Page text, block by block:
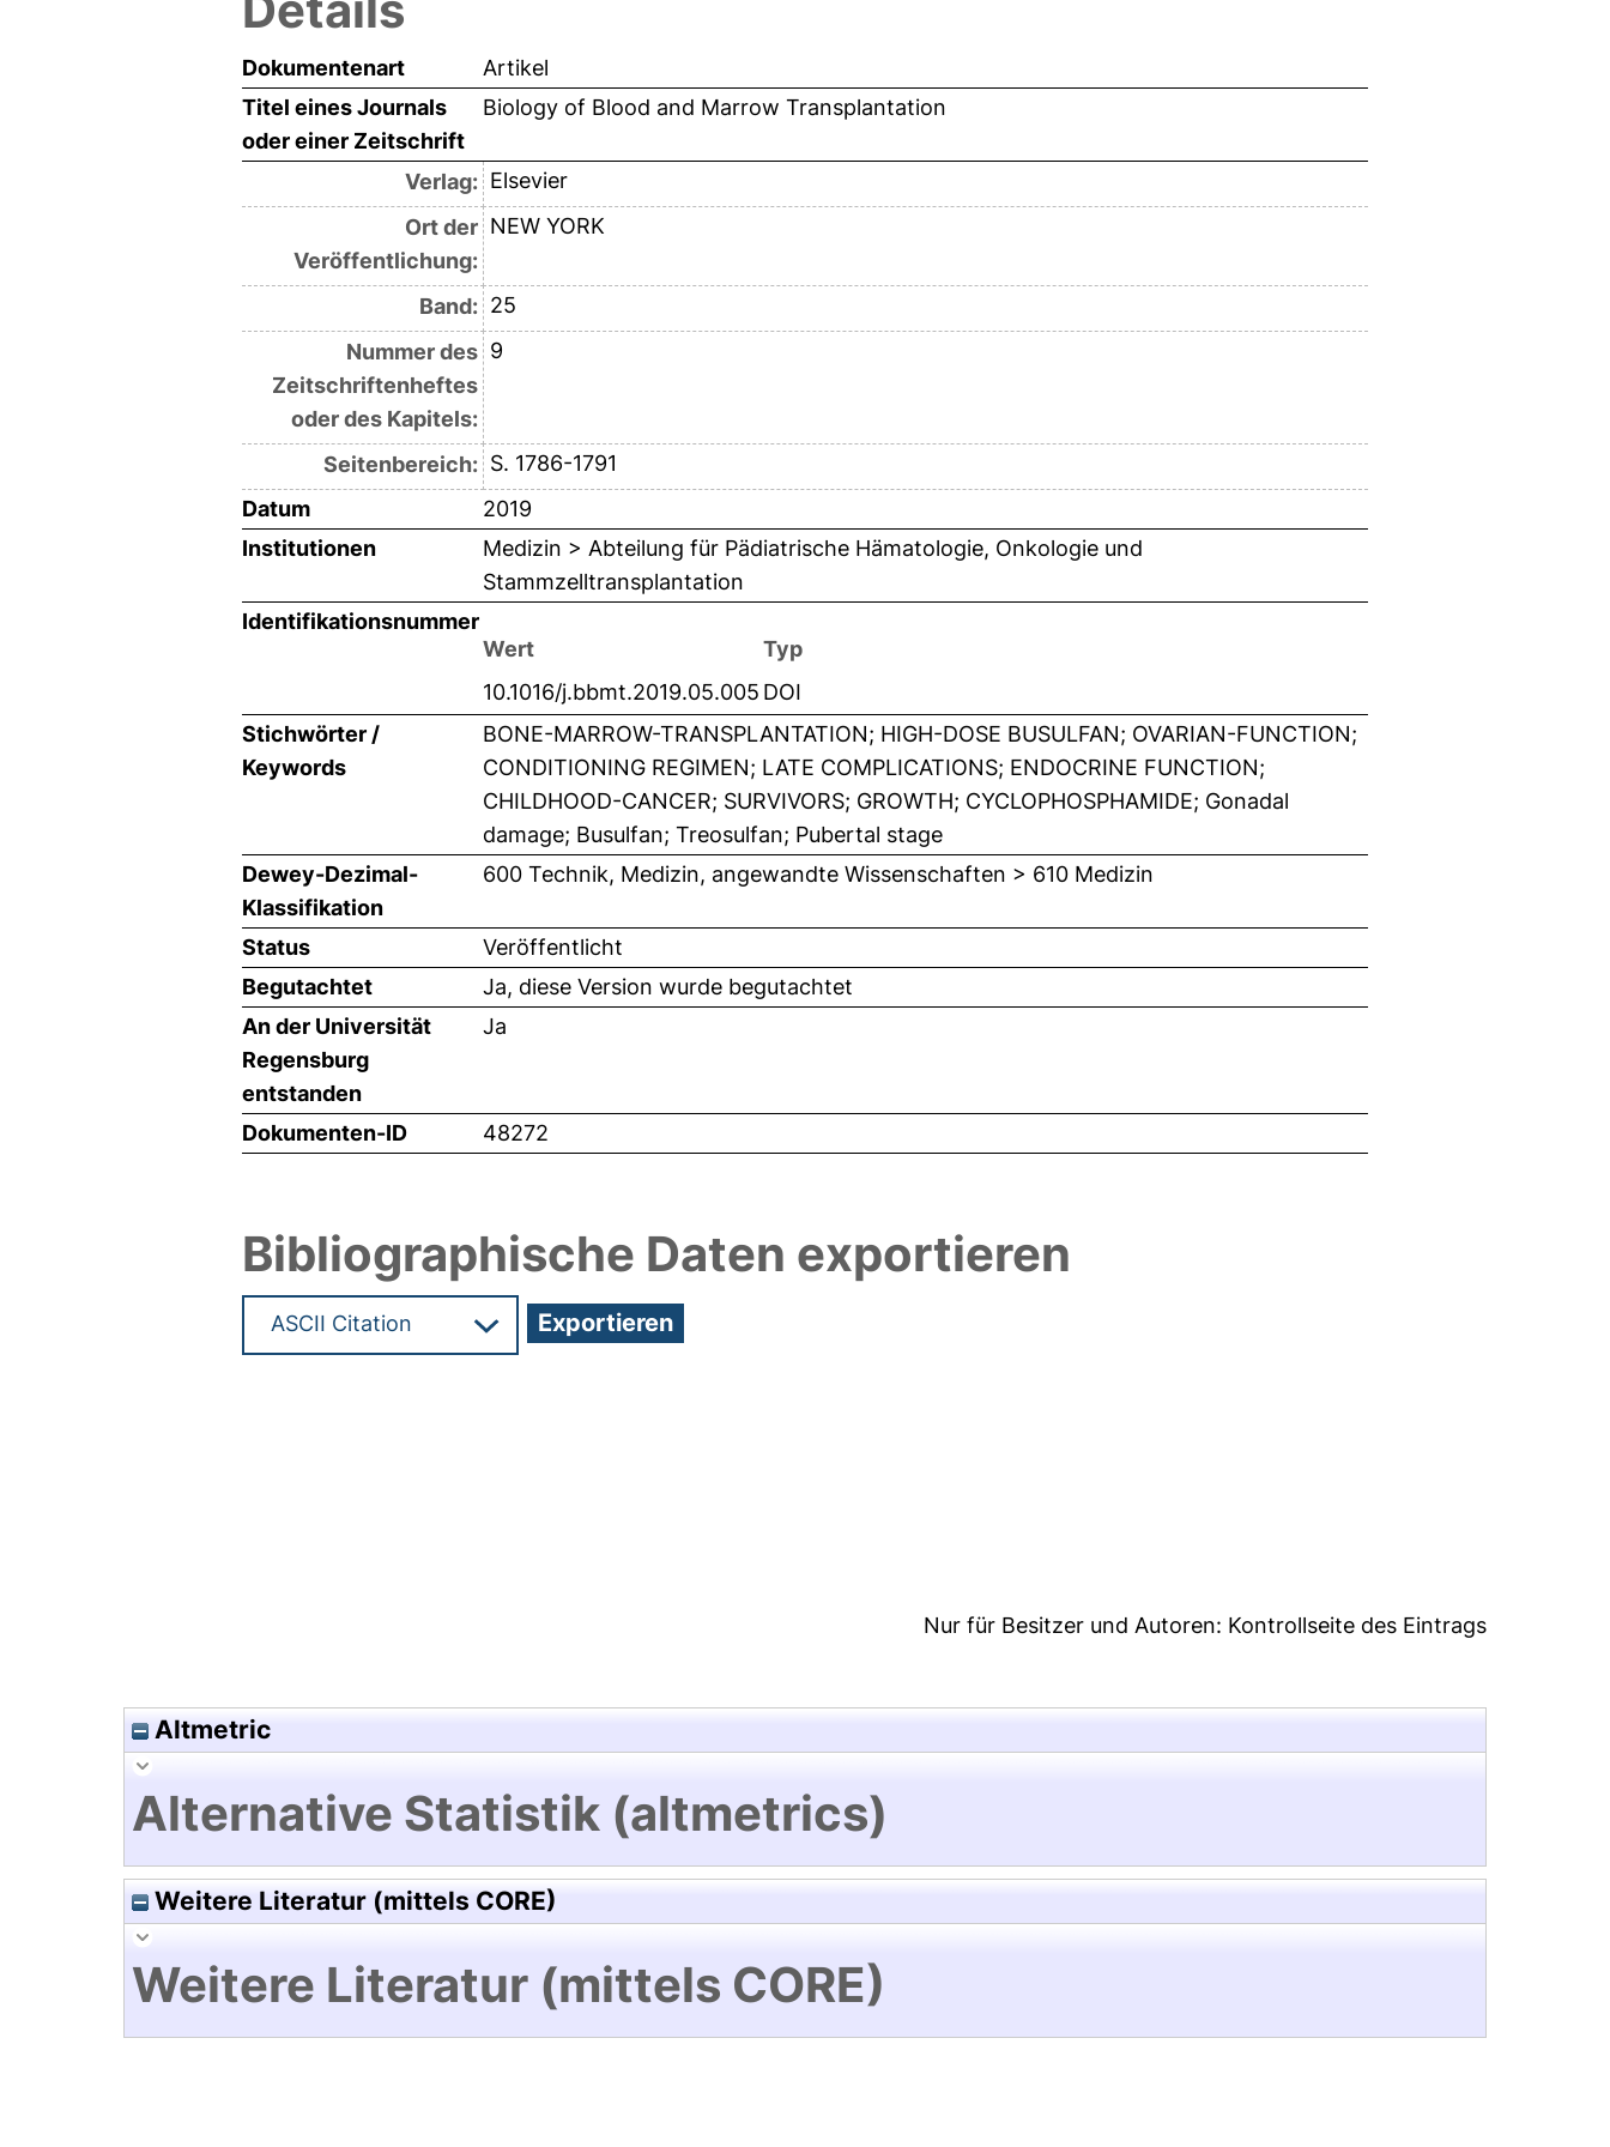
Dokumentenart
Artikel
Titel eines Journals
oder einer Zeitschrift
Biology of Blood and Marrow Transplantation
Verlag: Elsevier
Ort der
Veröffentlichung:
NEW YORK
Band: 25
Nummer des
Zeitschriftenheftes
oder des Kapitels:
9
Seitenbereich: S. 1786-1791
Datum
2019
Institutionen
Medizin > Abteilung für Pädiatrische Hämatologie, Onkologie und
Stammzelltransplantation
Identifikationsnummer
Wert
Typ
10.1016/j.bbmt.2019.05.005 DOI
Stichwörter /
Keywords
BONE-MARROW-TRANSPLANTATION; HIGH-DOSE BUSULFAN; OVARIAN-FUNCTION;
CONDITIONING REGIMEN; LATE COMPLICATIONS; ENDOCRINE FUNCTION;
CHILDHOOD-CANCER; SURVIVORS; GROWTH; CYCLOPHOSPHAMIDE; Gonadal
damage; Busulfan; Treosulfan; Pubertal stage
Dewey-Dezimal-
Klassifikation
600 Technik, Medizin, angewandte Wissenschaften > 610 Medizin
Status
Veröffentlicht
Begutachtet
Ja, diese Version wurde begutachtet
An der Universität
Regensburg
entstanden
Ja
Dokumenten-ID 48272
Bibliographische Daten exportieren
Nur für Besitzer und Autoren: Kontrollseite des Eintrags
Altmetric
Alternative Statistik (altmetrics)
Weitere Literatur (mittels CORE)
Weitere Literatur (mittels CORE)